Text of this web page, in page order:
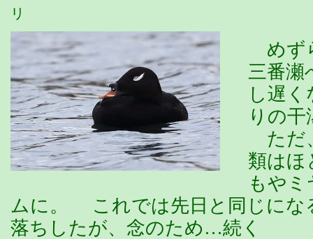
リ
めず
三番
し遅
りの
ただ
類はほ
もや
ムに。 これでは先日と同じにな
落ちしたが、念のため…続く